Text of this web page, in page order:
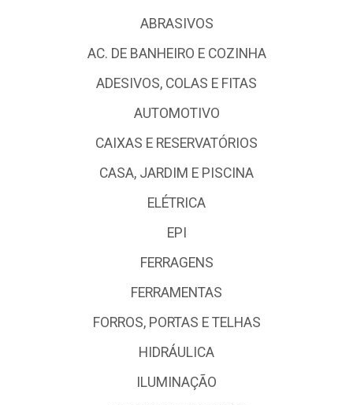
ABRASIVOS
AC. DE BANHEIRO E COZINHA
ADESIVOS, COLAS E FITAS
AUTOMOTIVO
CAIXAS E RESERVATÓRIOS
CASA, JARDIM E PISCINA
ELÉTRICA
EPI
FERRAGENS
FERRAMENTAS
FORROS, PORTAS E TELHAS
HIDRÁULICA
ILUMINAÇÃO